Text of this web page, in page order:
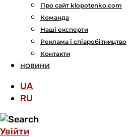
Про сайт klopotenko.com
Команда
Наші експерти
Реклама і співробітництво
Контакти
НОВИНИ
UA
RU
Увійти